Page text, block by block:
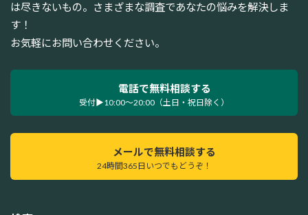
は尽きないもの。さまざまな調査であなたの悩みを解決しま
す！
お気軽にお問い合わせください。
電話で無料相談する
受付▶10:00～20:00（土日・祝日除く）
メールで無料相談する
24時間365日いつでもどうぞ！